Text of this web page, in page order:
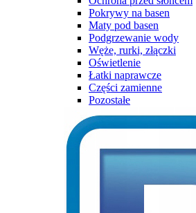
Pokrywy na basen
Maty pod basen
Podgrzewanie wody
Węże, rurki, złączki
Oświetlenie
Łatki naprawcze
Części zamienne
Pozostałe